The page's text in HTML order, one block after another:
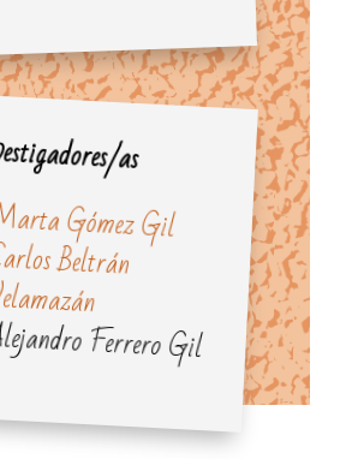
as
Gómez Gil
Beltrán
Ferrero Gil